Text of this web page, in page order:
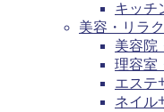
キッチ
美容・リラ
美容院
理容室
エステ
ネイル